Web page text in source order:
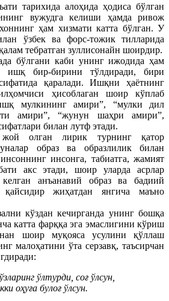
тарихида алоҳида ҳодиса бўлган
вужудга келиши ҳамда ривож
ҳам хизмати катта бўлган. У
ўзбек ва форс-тожик тилларида
тебратган зуллисонайн шоирдир.
бўлгани каби унинг ижодида ҳам
ишқ бир-бирини тўлдиради, бири
қаралади. Ишқни ҳаётнинг
ҳисоблаган шоир кўплаб
мулкининг амири”, “мулки дил
амири”, “жунун шаҳри амири”,
билан лутф этади.
олган лирик турнинг қатор
образ ва образлилик билан
инсонга, табиатга, жамият
акс этади, шоир уларда асрлар
анъанавий образ ва бадиий
қайсидир жиҳатдан янгича маъно
кўздан кечирганда унинг бошқа
катта фарққа эга эмаслигини кўриш
шоир муқояса усулини қўллаш
малоҳатини ўта серзавқ, таъсирчан
ўлтурди, соғ ўлсун,
оҳуға булоғ ўлсун.